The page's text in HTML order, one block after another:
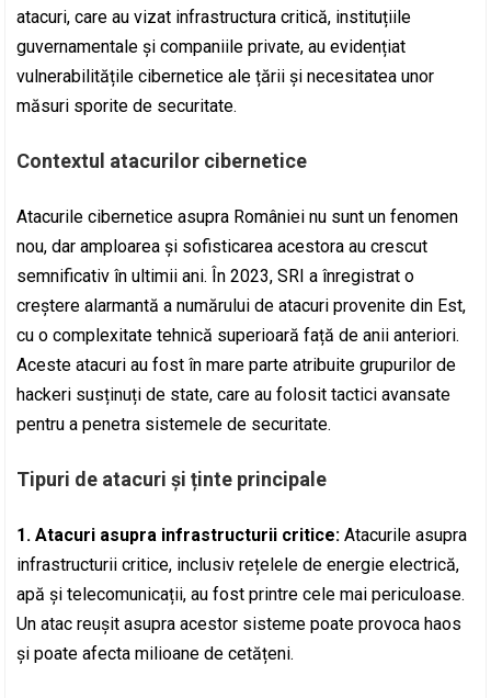
atacuri, care au vizat infrastructura critică, instituțiile
guvernamentale și companiile private, au evidențiat
vulnerabilitățile cibernetice ale țării și necesitatea unor
măsuri sporite de securitate.
Contextul atacurilor cibernetice
Atacurile cibernetice asupra României nu sunt un fenomen
nou, dar amploarea și sofisticarea acestora au crescut
semnificativ în ultimii ani. În 2023, SRI a înregistrat o
creștere alarmantă a numărului de atacuri provenite din Est,
cu o complexitate tehnică superioară față de anii anteriori.
Aceste atacuri au fost în mare parte atribuite grupurilor de
hackeri susținuți de state, care au folosit tactici avansate
pentru a penetra sistemele de securitate.
Tipuri de atacuri și ținte principale
1. Atacuri asupra infrastructurii critice: Atacurile asupra
infrastructurii critice, inclusiv rețelele de energie electrică,
apă și telecomunicații, au fost printre cele mai periculoase.
Un atac reușit asupra acestor sisteme poate provoca haos
și poate afecta milioane de cetățeni.